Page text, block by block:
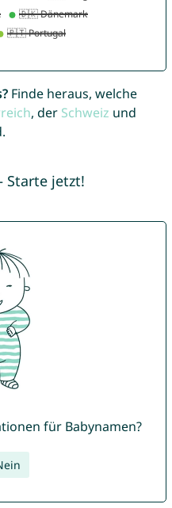
Finde heraus, welche
, der Schweiz und
Starte jetzt!
für Babynamen?